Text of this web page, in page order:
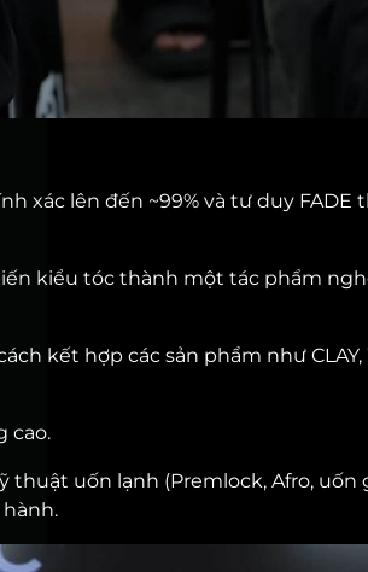
xác lên đến ~99% và tư duy FADE
kiểu tóc thành một tác phẩm
kết hợp các sản phẩm như CLAY,
cao.
uốn lạnh (Premlock, Afro, uốn